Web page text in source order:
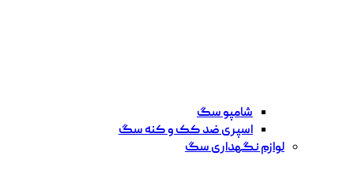
شامپو سگ
اسپری ضد کک و کنه سگ
لوازم نگهداری سگ